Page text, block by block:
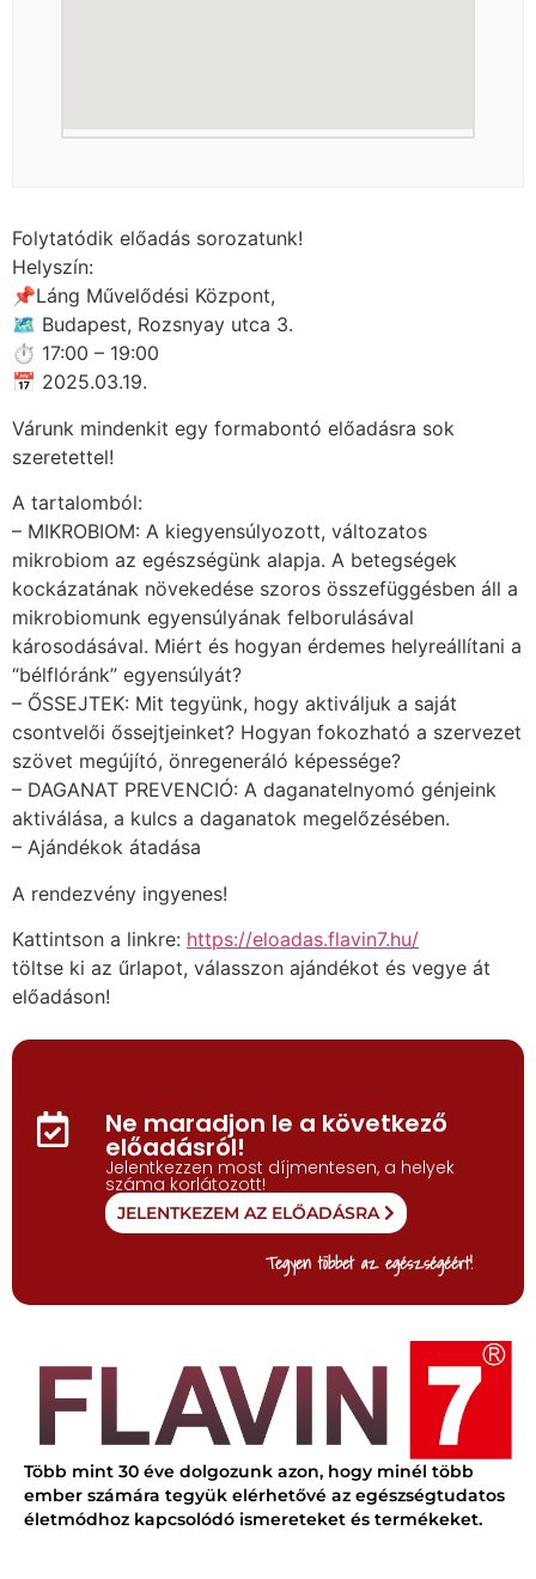
Folytatódik előadás sorozatunk!
Helyszín:
📌Láng Művelődési Központ,
🗺 Budapest, Rozsnyay utca 3.
⏱ 17:00 – 19:00
📅 2025.03.19.
Várunk mindenkit egy formabontó előadásra sok
szeretettel!
A tartalomból:
– MIKROBIOM: A kiegyensúlyozott, változatos
mikrobiom az egészségünk alapja. A betegségek
kockázatának növekedése szoros összefüggésben áll a
mikrobiomunk egyensúlyának felborulásával
károsodásával. Miért és hogyan érdemes helyreállítani a
“bélflóránk” egyensúlyát?
– ŐSSEJTEK: Mit tegyünk, hogy aktiváljuk a saját
csontvelői őssejtjeinket? Hogyan fokozható a szervezet
szövet megújító, önregeneráló képessége?
– DAGANAT PREVENCIÓ: A daganatelnyomó génjeink
aktiválása, a kulcs a daganatok megelőzésében.
– Ajándékok átadása
A rendezvény ingyenes!
Kattintson a linkre: https://eloadas.flavin7.hu/
töltse ki az űrlapot, válasszon ajándékot és vegye át
előadáson!
Tegyen többet az egészségéért!
Ne maradjon le a következő
előadásról!
Jelentkezzen most díjmentesen, a helyek
száma korlátozott!
JELENTKEZEM AZ ELŐADÁSRA
Több mint 30 éve dolgozunk azon, hogy minél több
ember számára tegyük elérhetővé az egészségtudatos
életmódhoz kapcsolódó ismereteket és termékeket.